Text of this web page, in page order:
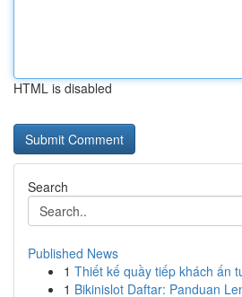
HTML is disabled
Search
Published News
1 Thiết kế quầy tiếp khách ấn
1 Bikinislot Daftar: Panduan